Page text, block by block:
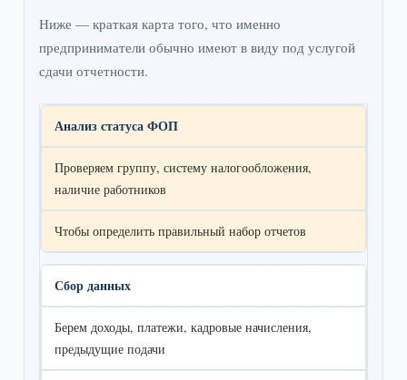
Ниже — краткая карта того, что именно
предприниматели обычно имеют в виду под услугой
сдачи отчетности.
Анализ статуса ФОП
Проверяем группу, систему налогообложения,
наличие работников
Чтобы определить правильный набор отчетов
Сбор данных
Берем доходы, платежи, кадровые начисления,
предыдущие подачи